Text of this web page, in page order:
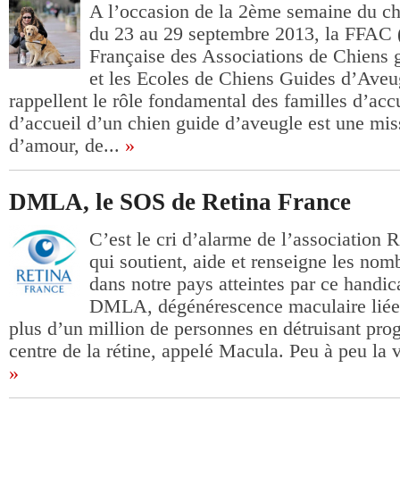
A l’occasion de la 2ème semaine du
du 23 au 29 septembre 2013, la FFAC
Française des Associations de Chiens
et les Ecoles de Chiens Guides
rappellent le rôle fondamental des familles
d’accueil d’un chien guide d’aveugle est une
d’amour, de... »
DMLA, le SOS de Retina France
C’est le cri d’alarme de l’association
qui soutient, aide et renseigne les
dans notre pays atteintes par ce
DMLA, dégénérescence maculaire
plus d’un million de personnes en détruisant
centre de la rétine, appelé Macula. Peu à peu la
»